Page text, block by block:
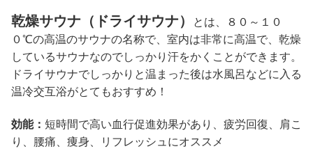
乾燥サウナ（ドライサウナ）
とは、８０～１０
０℃の高温のサウナの名称で、室内は非常に高温で、乾燥
しているサウナなのでしっかり汗をかくことができます。
ドライサウナでしっかりと温まった後は水風呂などに入る
温冷交互浴がとてもおすすめ！
効能： 短時間で高い血行促進効果があり、疲労回復、肩こ
り、腰痛、痩身、リフレッシュにオススメ